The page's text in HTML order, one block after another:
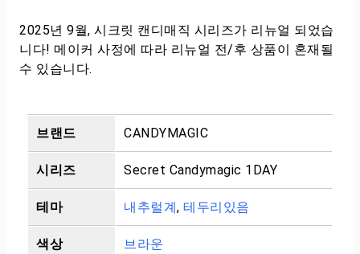
2025년 9월, 시크릿 캔디매직 시리즈가 리뉴얼 되었습
니다! 메이커 사정에 따라 리뉴얼 전/후 상품이 혼재될
수 있습니다.
브랜드 CANDYMAGIC
시리즈 Secret Candymagic 1DAY
테마 내추럴계, 테두리있음
색상 브라운